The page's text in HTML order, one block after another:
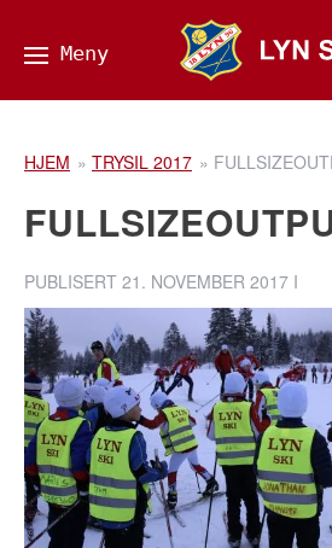
HJEM » TRYSIL 2017 »
PUBLISERT 21. NOVEMBER 2017 I